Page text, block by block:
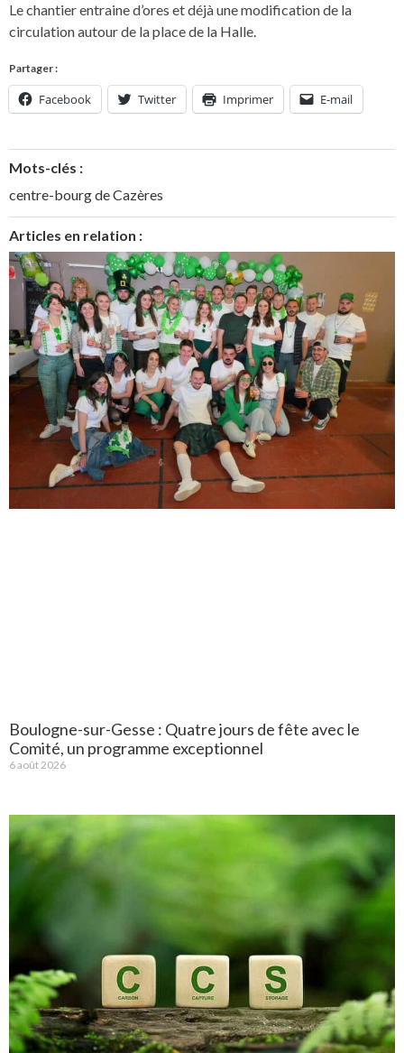
Le chantier entraine d’ores et déjà une modification de la
circulation autour de la place de la Halle.
Partager :
Facebook Twitter Imprimer E-mail
Mots-clés :
centre-bourg de Cazères
Articles en relation :
Boulogne-sur-Gesse : Quatre jours de fête avec le
Comité, un programme exceptionnel
6 août 2026